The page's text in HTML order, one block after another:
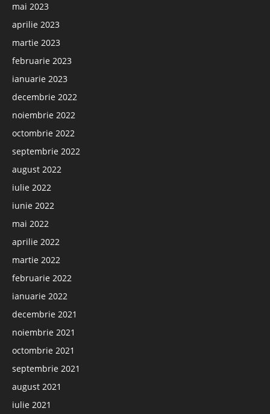
mai 2023
aprilie 2023
martie 2023
februarie 2023
ianuarie 2023
decembrie 2022
noiembrie 2022
octombrie 2022
septembrie 2022
august 2022
iulie 2022
iunie 2022
mai 2022
aprilie 2022
martie 2022
februarie 2022
ianuarie 2022
decembrie 2021
noiembrie 2021
octombrie 2021
septembrie 2021
august 2021
iulie 2021